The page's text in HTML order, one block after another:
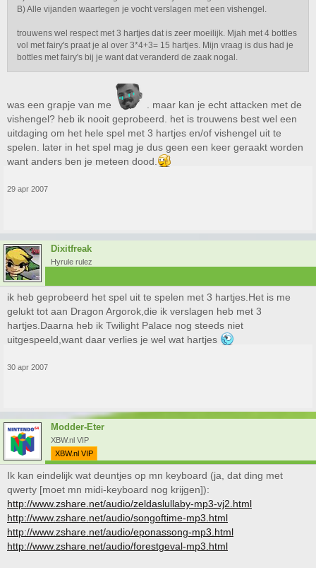
B) Alle vijanden waartegen je vocht verslagen met een vishengel.
trouwens wel respect met 3 hartjes dat is zeer moeilijk. Mjah met 4 bottles
vol met fairy's praat je al over 3*4+3= 15 hartjes. Mijn vraag is dus had je
bottles met fairy's bij je want dat veranderd de zaak nogal.
was een grapje van me
. maar kan je echt attacken met de
vishengel? heb ik nooit geprobeerd. het is trouwens best wel een
uitdaging om het hele spel met 3 hartjes en/of vishengel uit te
spelen. later in het spel mag je dus geen een keer geraakt worden
want anders ben je meteen dood.
29 apr 2007
Dixitfreak
Hyrule rulez
ik heb geprobeerd het spel uit te spelen met 3 hartjes.Het is me
gelukt tot aan Dragon Argorok,die ik verslagen heb met 3
hartjes.Daarna heb ik Twilight Palace nog steeds niet
uitgespeeld,want daar verlies je wel wat hartjes
30 apr 2007
Modder-Eter
XBW.nl VIP
XBW.nl VIP
Ik kan eindelijk wat deuntjes op mn keyboard (ja, dat ding met
qwerty [moet mn midi-keyboard nog krijgen]):
http://www.zshare.net/audio/zeldaslullaby-mp3-vj2.html
http://www.zshare.net/audio/songoftime-mp3.html
http://www.zshare.net/audio/eponassong-mp3.html
http://www.zshare.net/audio/forestgeval-mp3.html